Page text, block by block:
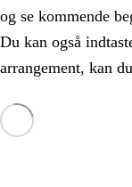
og se kommende
Du kan også
arrangement, kan